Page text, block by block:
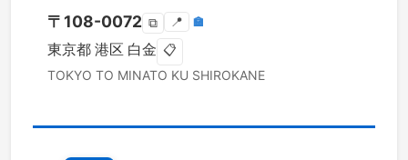
〒 108-0072 ⧉ 📍 🏣
東京都 港区 白金 📋
TOKYO TO MINATO KU SHIROKANE